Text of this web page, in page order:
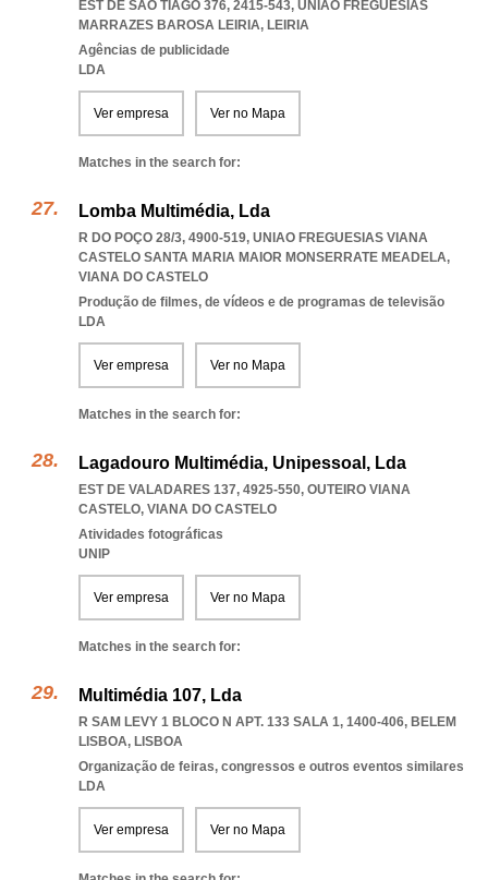
EST DE SÃO TIAGO 376, 2415-543, UNIAO FREGUESIAS
MARRAZES BAROSA LEIRIA, LEIRIA
Agências de publicidade
LDA
Ver empresa Ver no Mapa
Matches in the search for:
Lomba Multimédia, Lda
R DO POÇO 28/3, 4900-519, UNIAO FREGUESIAS VIANA
CASTELO SANTA MARIA MAIOR MONSERRATE MEADELA,
VIANA DO CASTELO
Produção de filmes, de vídeos e de programas de televisão
LDA
Ver empresa Ver no Mapa
Matches in the search for:
Lagadouro Multimédia, Unipessoal, Lda
EST DE VALADARES 137, 4925-550, OUTEIRO VIANA
CASTELO, VIANA DO CASTELO
Atividades fotográficas
UNIP
Ver empresa Ver no Mapa
Matches in the search for:
Multimédia 107, Lda
R SAM LEVY 1 BLOCO N APT. 133 SALA 1, 1400-406, BELEM
LISBOA, LISBOA
Organização de feiras, congressos e outros eventos similares
LDA
Ver empresa Ver no Mapa